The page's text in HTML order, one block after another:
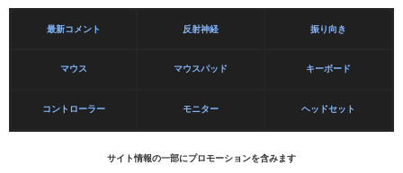
最新コメント 反射神経 振り向き
マウス マウスパッド キーボード
コントローラー モニター ヘッドセット
サイト情報の一部にプロモーションを含みます